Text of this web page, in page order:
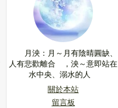
月泱：月～月有陰晴圓缺、
人有悲歡離合 ，泱～意即站在
水中央、溺水的人
關於本站
留言板